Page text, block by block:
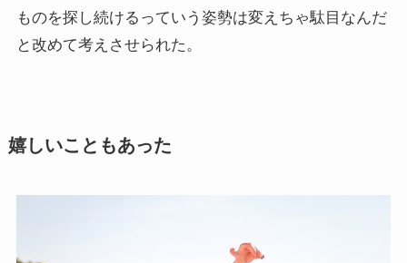
ものを探し続けるっていう姿勢は変えちゃ駄目なんだ
と改めて考えさせられた。
嬉しいこともあった